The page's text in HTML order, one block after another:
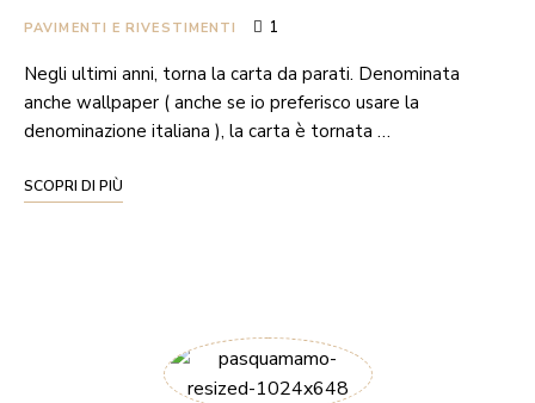
PAVIMENTI E RIVESTIMENTI 1
Negli ultimi anni, torna la carta da parati. Denominata
anche wallpaper ( anche se io preferisco usare la
denominazione italiana ), la carta è tornata …
SCOPRI DI PIÙ